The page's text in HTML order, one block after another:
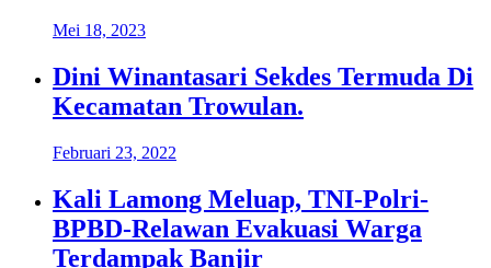
Mei 18, 2023
Dini Winantasari Sekdes Termuda Di
Kecamatan Trowulan.
Februari 23, 2022
Kali Lamong Meluap, TNI-Polri-
BPBD-Relawan Evakuasi Warga
Terdampak Banjir